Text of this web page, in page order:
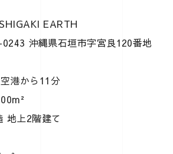
EARTH
沖縄県石垣市字宮良120番地
港から11分
地上2階建て